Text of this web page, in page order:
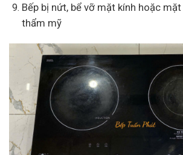
Bếp bị nứt, bể vỡ mặt kính hoặc
thẩm mỹ